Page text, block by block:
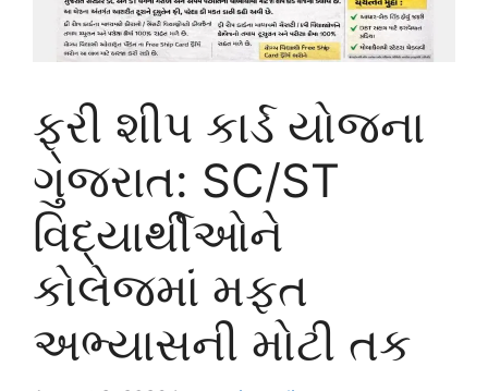
ફ્રી શીપ કાર્ડ યોજના
ગુજરાત: SC/ST
વિદ્યાર્થીઓને
કોલેજમાં મફત
અભ્યાસની મોટી તક